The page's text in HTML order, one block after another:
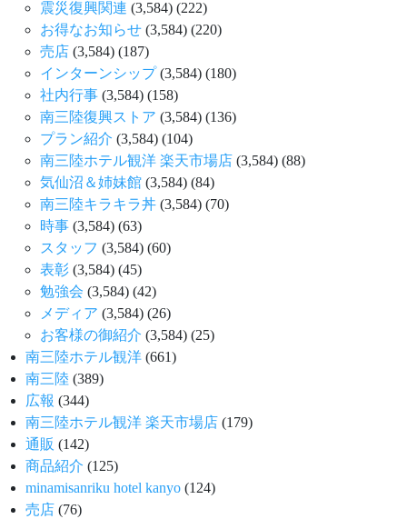
震災復興関連 (3,584) (222)
お得なお知らせ (3,584) (220)
売店 (3,584) (187)
インターンシップ(3,584) (180)
社内行事 (3,584) (158)
南三陸復興ストア (3,584) (136)
プラン紹介 (3,584) (104)
南三陸ホテル観洋 楽天市場店 (3,584) (88)
気仙沼＆姉妹館 (3,584) (84)
南三陸キラキラ丼 (3,584) (70)
時事 (3,584) (63)
スタッフ (3,584) (60)
表彰 (3,584) (45)
勉強会 (3,584) (42)
メディア (3,584) (26)
お客様の御紹介 (3,584) (25)
南三陸ホテル観洋 (661)
南三陸 (389)
広報 (344)
南三陸ホテル観洋 楽天市場店 (179)
通販 (142)
商品紹介 (125)
minamisanriku hotel kanyo (124)
売店 (76)